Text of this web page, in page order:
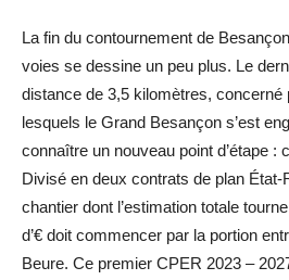
La fin du contournement de
voies se dessine un peu plus. Le
distance de 3,5 kilomètres, concerné
lesquels le Grand Besançon s’est
connaître un nouveau point d’étape :
Divisé en deux contrats de plan État-
chantier dont l’estimation totale
d’€ doit commencer par la portion
Beure. Ce premier CPER 2023 –